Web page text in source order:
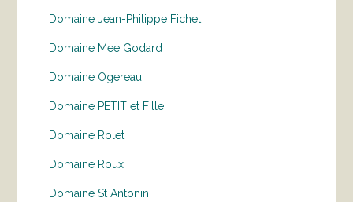
Domaine Jean-Philippe Fichet
Domaine Mee Godard
Domaine Ogereau
Domaine PETIT et Fille
Domaine Rolet
Domaine Roux
Domaine St Antonin